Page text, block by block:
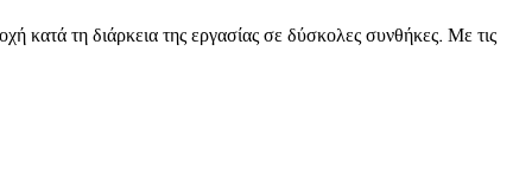
κατά τη διάρκεια της εργασίας σε δύσκολες συνθήκες. Με τις